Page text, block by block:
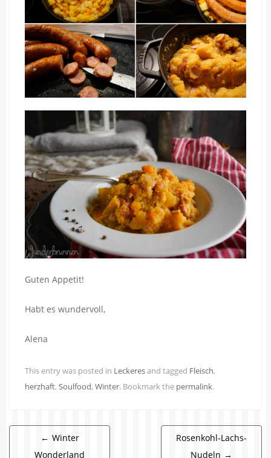
Guten Appetit!
Habt es wundervoll,
Alena
This entry was posted in Leckeresand tagged Fleisch,
herzhaft, Soulfood, Winter. Bookmark the permalink.
Beitragsnavigation
← Winter
Wonderland
Rosenkohl-Lachs-
Nudeln →